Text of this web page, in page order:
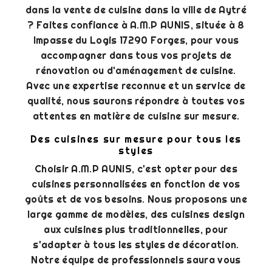
dans la vente de cuisine dans la ville de Aytré
? Faites confiance à A.M.P AUNIS, située à 8
Impasse du Logis 17290 Forges, pour vous
accompagner dans tous vos projets de
rénovation ou d'aménagement de cuisine.
Avec une expertise reconnue et un service de
qualité, nous saurons répondre à toutes vos
attentes en matière de cuisine sur mesure.
Des cuisines sur mesure pour tous les
styles
Choisir A.M.P AUNIS, c'est opter pour des
cuisines personnalisées en fonction de vos
goûts et de vos besoins. Nous proposons une
large gamme de modèles, des cuisines design
aux cuisines plus traditionnelles, pour
s'adapter à tous les styles de décoration.
Notre équipe de professionnels saura vous